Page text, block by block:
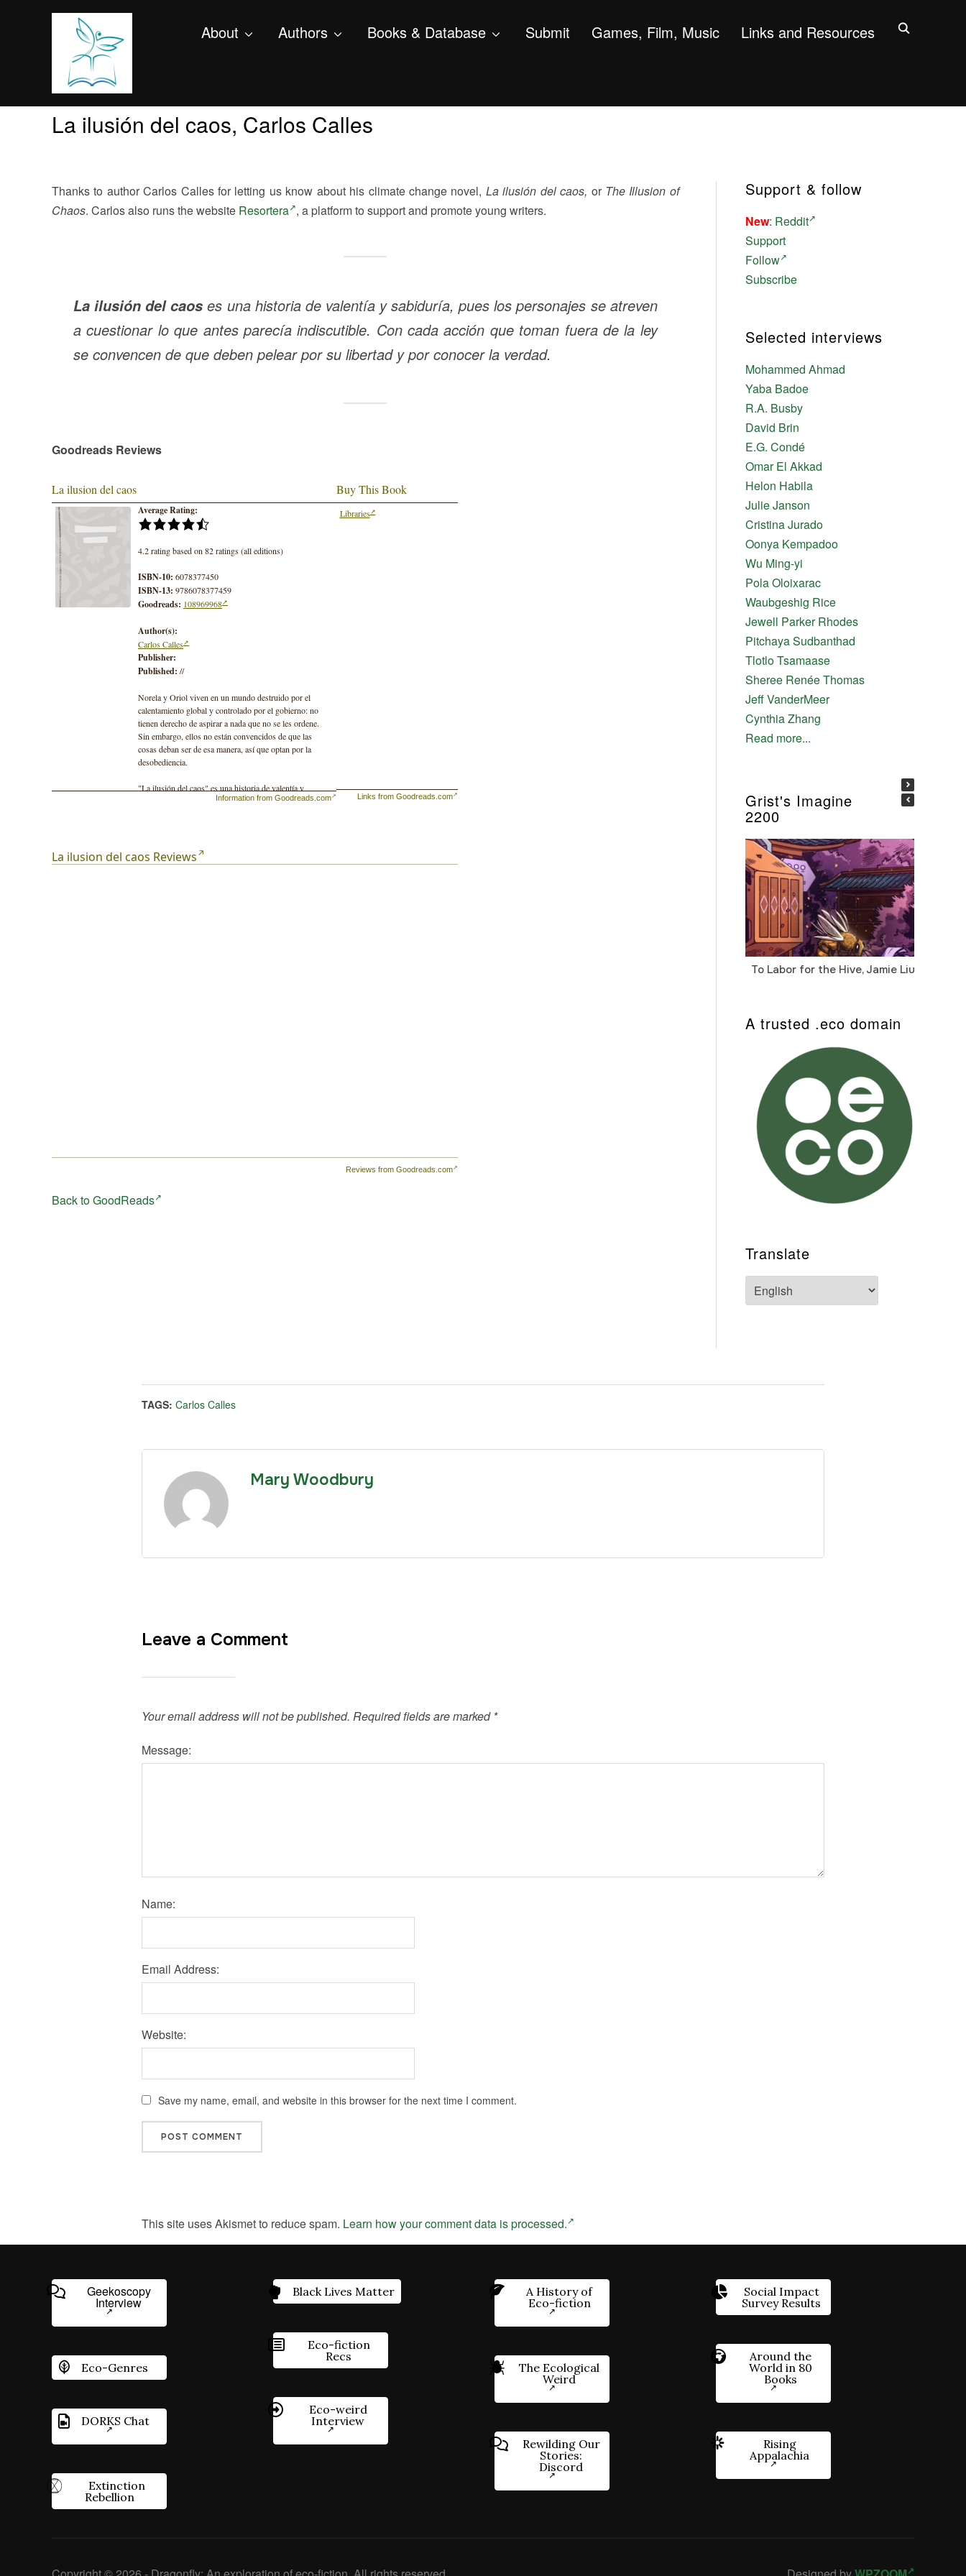
About Authors Books & Database Submit Games, Film, Music Links and Resources
La ilusión del caos, Carlos Calles
Thanks to author Carlos Calles for letting us know about his climate change novel, Lailusión del caos, or The Illusion of
Chaos. Carlos also runs the website Resortera , a platform to support and promote young writers.
La ilusión del caos es una historia de valentía y sabiduría, pues los personajes se atreven
a cuestionar lo que antes parecía indiscutible. Con cada acción que toman fuera de la ley
se convencen de que deben pelear por su libertad y por conocer la verdad.
Goodreads Reviews
La ilusion del caos
Average Rating:
4.2 rating based on 82 ratings (all editions)
ISBN-10: 6078377450
ISBN-13: 9786078377459
Goodreads: 108969968
Author(s):
Carlos Calles
Publisher:
Published: //
Norela y Oriol viven en un mundo destruido por el
calentamiento global y controlado por el gobierno: no
tienen derecho de aspirar a nada que no se les ordene.
Sin embargo, ellos no están convencidos de que las
cosas deban ser de esa manera, así que optan por la
desobediencia.
"La ilusión del caos" es una historia de valentía y
sabiduría, pues los personajes se atreven a cuestionar lo
Lo que parecía un romance juvenil inocente entre Norela
Information from Goodreads.com
Buy This Book
Libraries
Links from Goodreads.com
La ilusion del caos Reviews
Reviews from Goodreads.com
Back to GoodReads
Support & follow
New: Reddit
Support
Follow
Subscribe
Selected interviews
Mohammed Ahmad
Yaba Badoe
R.A. Busby
David Brin
E.G. Condé
Omar El Akkad
Helon Habila
Julie Janson
Cristina Jurado
Oonya Kempadoo
Wu Ming-yi
Pola Oloixarac
Waubgeshig Rice
Jewell Parker Rhodes
Pitchaya Sudbanthad
Tlotlo Tsamaase
Sheree Renée Thomas
Jeff VanderMeer
Cynthia Zhang
Read more...
Grist's Imagine
2200
To Labor for the Hive, Jamie Liu
A trusted .eco domain
Translate
TAGS: Carlos Calles
Mary Woodbury
Leave a Comment
Your email address will not be published. Required fields are marked *
Message:
Name:
Email Address:
Website:
Save my name, email, and website in this browser for the next time I comment.
This site uses Akismet to reduce spam. Learn how your comment data is processed.
Geekoscopy
Interview
Eco-Genres
DORKS Chat
Extinction
Rebellion
Black Lives Matter
Eco-fiction
Recs
Eco-weird
Interview
A History of
Eco-fiction
The Ecological
Weird
Rewilding Our
Stories:
Discord
Social Impact
Survey Results
Around the
World in 80
Books
Rising
Appalachia